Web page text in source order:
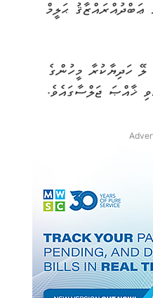
ޙަލީމް
ހަދިޔާކުރާ މީހުންގެ
ޚާއްޞަ ޖަލްސާގައެވެ.